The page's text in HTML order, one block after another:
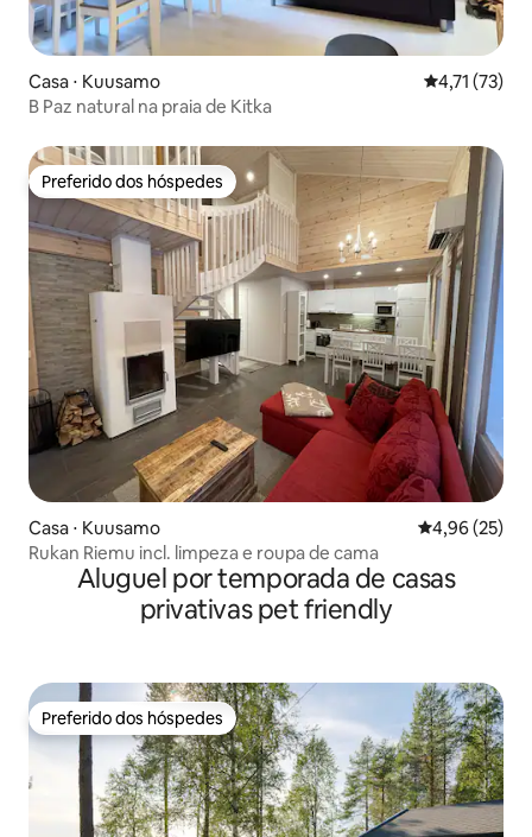
Casa ⋅ Kuusamo 4,71 de uma
4,71 (73)
B Paz natural na praia de Kitka
Preferido dos hóspedes
Preferido dos hóspedes
Casa ⋅ Kuusamo 4,96 de uma
4,96 (25)
Rukan Riemu incl. limpeza e roupa de cama
Aluguel por temporada de casas
privativas pet friendly
Preferido dos hóspedes
Preferido dos hóspedes